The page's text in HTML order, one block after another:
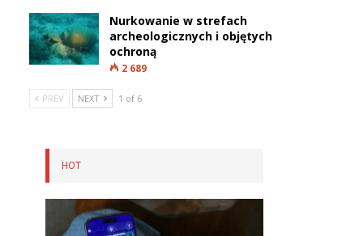
Nurkowanie w strefach
archeologicznych i objętych
ochroną
2 689
PREV NEXT 1 of 6
HOT